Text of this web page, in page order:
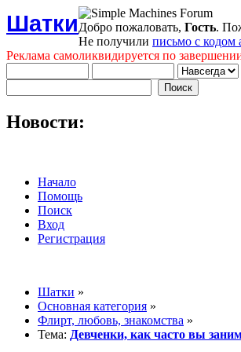
ШаткиДобро пожаловать, Гость.
Не получили письмо с кодом
Реклама самоликвидируется по
Новости:
Начало
Помощь
Поиск
Вход
Регистрация
Шатки »
Основная категория »
Флирт, любовь, знакомства »
Тема: Девченки, как часто вы